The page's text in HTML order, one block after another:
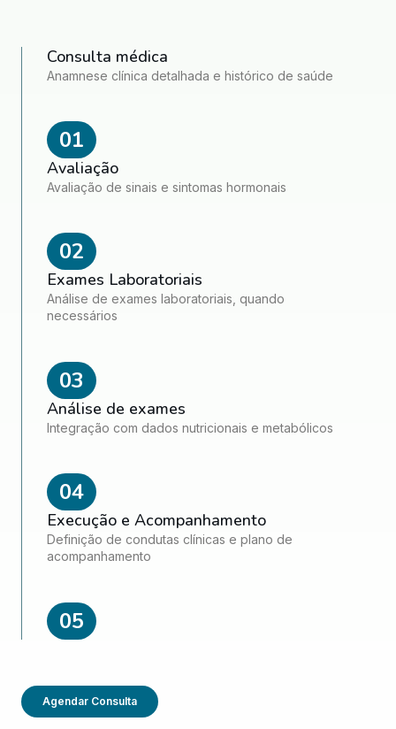
Consulta médica
Anamnese clínica detalhada e histórico de saúde
01
Avaliação
Avaliação de sinais e sintomas hormonais
02
Exames Laboratoriais
Análise de exames laboratoriais, quando
necessários
03
Análise de exames
Integração com dados nutricionais e metabólicos
04
Execução e Acompanhamento
Definição de condutas clínicas e plano de
acompanhamento
05
Agendar Consulta